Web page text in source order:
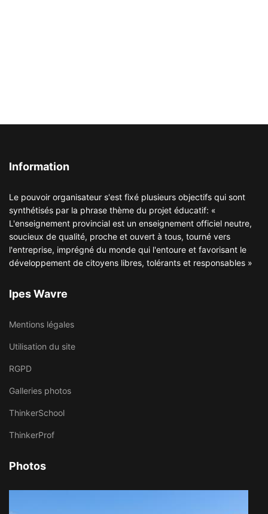
Information
Le pouvoir organisateur s'est fixé plusieurs objectifs qui sont
synthétisés par la phrase thème du projet éducatif: «
L'enseignement provincial est un enseignement officiel neutre,
soucieux de qualité, proche et ouvert à tous, tourné vers
l'entreprise, imprégné du monde qui l'entoure et favorisant le
développement de citoyens libres, tolérants et responsables »
Ipes Wavre
Mentions légales
Utilisation du site
RGPD
Galleries photos
ThinkerSchool
ThinkerProf
Photos